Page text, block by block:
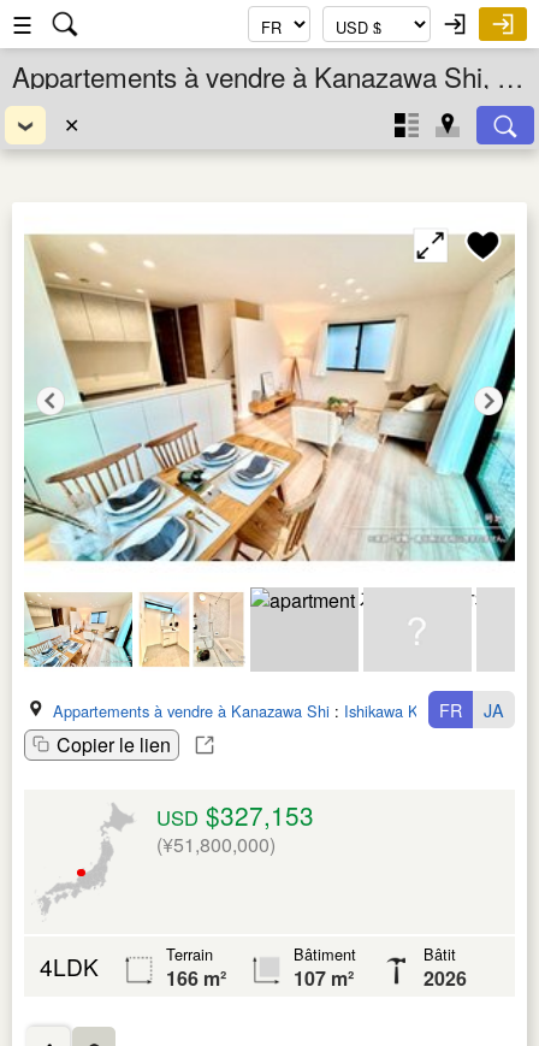
☰
Appartements à vendre à Kanazawa Shi, Ishikawa Ken, Chubu, Japon
✕
Appartements à vendre à Kanazawa Shi : Ishikawa Ken
Copier le lien
FR JA
USD $327,153
(¥51,800,000)
4LDK Terrain
166 m²
Bâtiment
107 m²
Bâtit
2026